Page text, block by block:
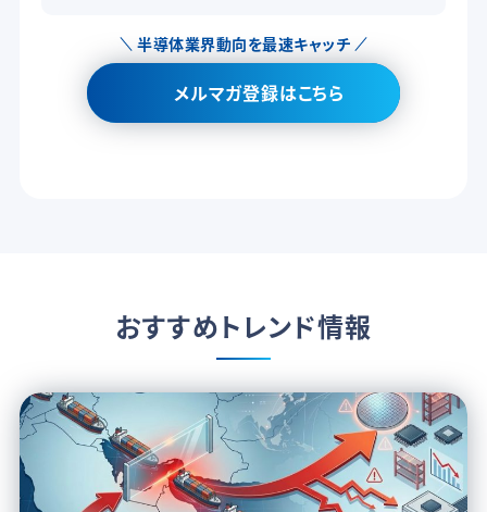
半導体業界動向を最速キャッチ
メルマガ登録はこちら
おすすめトレンド情報